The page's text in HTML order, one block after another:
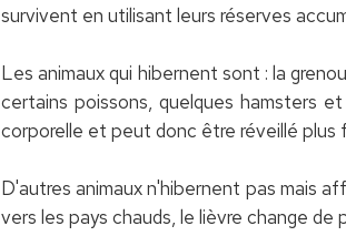
survivent en utilisant leurs réserves
Les animaux qui hibernent sont : la
certains poissons, quelques hamsters
corporelle et peut donc être réveillé plus
D'autres animaux n'hibernent pas mais
vers les pays chauds, le lièvre change